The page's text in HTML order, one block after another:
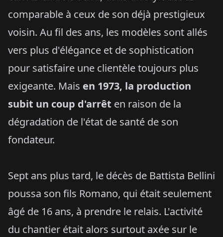
comparable à ceux de son déjà prestigieux
voisin. Au fil des ans, les modèles sont allés
vers plus d'élégance et de sophistication
pour satisfaire une clientèle toujours plus
exigeante. Mais en 1973, la production
subit un coup d'arrêt en raison de la
dégradation de l'état de santé de son
fondateur.
Sept ans plus tard, le décès de Battista Bellini
poussa son fils Romano, qui était seulement
âgé de 16 ans, à prendre le relais. L'activité
du chantier était alors surtout axée sur le